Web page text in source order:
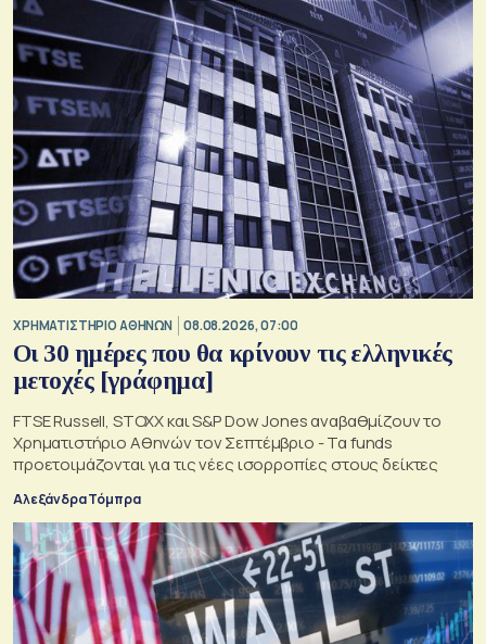
XΡΗΜΑΤΙΣΤΗΡΙΟ ΑΘΗΝΩΝ 08.08.2026, 07:00
Οι 30 ημέρες που θα κρίνουν τις ελληνικές
μετοχές [γράφημα]
FTSE Russell, STOXX και S&P Dow Jones αναβαθμίζουν το
Χρηματιστήριο Αθηνών τον Σεπτέμβριο - Τα funds
προετοιμάζονται για τις νέες ισορροπίες στους δείκτες
Αλεξάνδρα Τόμπρα